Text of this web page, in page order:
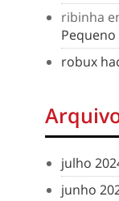
ribinha
robux
julho
junho